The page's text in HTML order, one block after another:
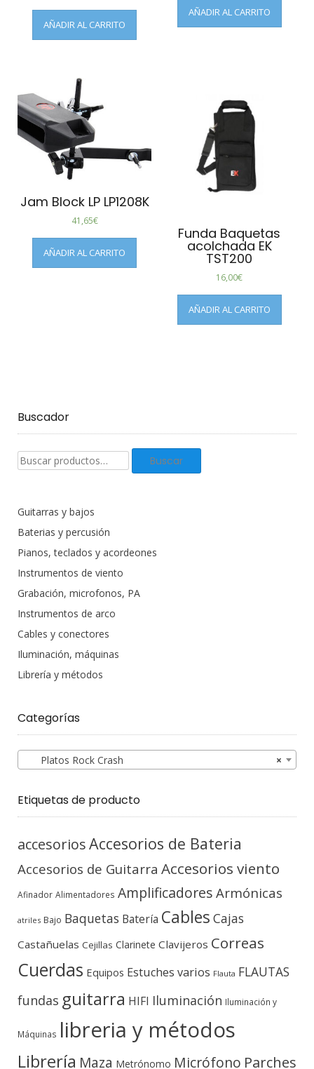
AÑADIR AL CARRITO
AÑADIR AL CARRITO
Jam Block LP LP1208K
41,65€
AÑADIR AL CARRITO
Funda Baquetas
acolchada EK
TST200
16,00€
AÑADIR AL CARRITO
Buscador
Buscar
productos:
Buscar
Guitarras y bajos
Baterias y percusión
Pianos, teclados y acordeones
Instrumentos de viento
Grabación, microfonos, PA
Instrumentos de arco
Cables y conectores
Iluminación, máquinas
Librería y métodos
Categorías
×
Platos Rock Crash
Etiquetas de producto
accesoriosAccesorios de Bateria
Accesorios de Guitarra Accesorios viento
Afinador Alimentadores Amplificadores Armónicas
atriles Bajo Baquetas Batería Cables Cajas
Castañuelas Cejillas Clarinete Clavijeros Correas
Cuerdas Equipos Estuches varios Flauta FLAUTAS
fundas guitarra HIFI Iluminación Iluminación y
Máquinas libreria y métodos
Librería Maza Metrónomo Micrófono Parches